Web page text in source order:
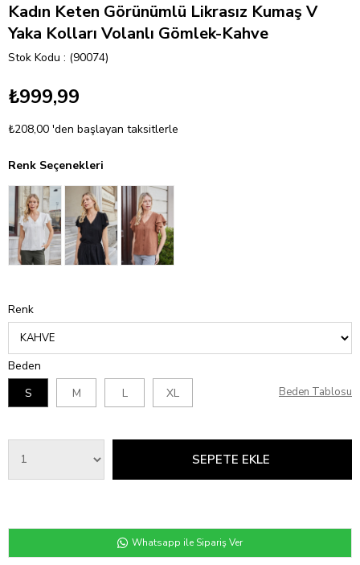
Kadın Keten Görünümlü Likrasız Kumaş V
Yaka Kolları Volanlı Gömlek-Kahve
Stok Kodu (90074)
₺999,99
₺208,00 'den başlayan taksitlerle
Renk Seçenekleri
Renk
Beden
S
M L XL Beden Tablosu
Whatsapp ile Sipariş Ver